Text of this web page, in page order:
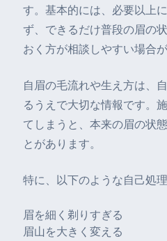
す。基本的には、必要以上
ず、できるだけ普段の眉の
おく方が相談しやすい場合が
自眉の毛流れや生え方は、
るうえで大切な情報です。
てしまうと、本来の眉の状
とがあります。
特に、以下のような自己処
眉を細く剃りすぎる
眉山を大きく変える